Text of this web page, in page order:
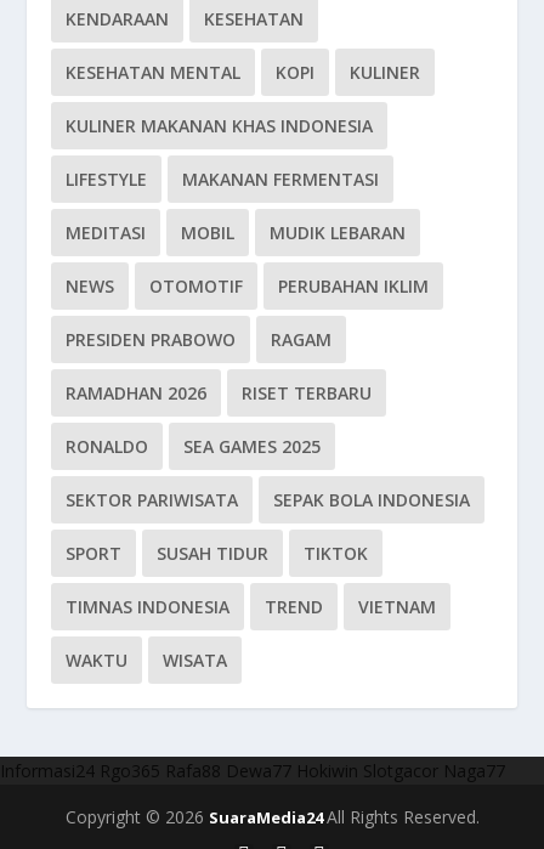
KENDARAAN KESEHATAN
KESEHATAN MENTAL KOPI KULINER
KULINER MAKANAN KHAS INDONESIA
LIFESTYLE MAKANAN FERMENTASI
MEDITASI MOBIL MUDIK LEBARAN
NEWS OTOMOTIF PERUBAHAN IKLIM
PRESIDEN PRABOWO RAGAM
RAMADHAN 2026 RISET TERBARU
RONALDO SEA GAMES 2025
SEKTOR PARIWISATA SEPAK BOLA INDONESIA
SPORT SUSAH TIDUR TIKTOK
TIMNAS INDONESIA TREND VIETNAM
WAKTU WISATA
Informasi24 Rgo365 Rafa88 Dewa77 Hokiwin Slotgacor Naga77
Copyright © 2026 SuaraMedia24All Rights Reserved.